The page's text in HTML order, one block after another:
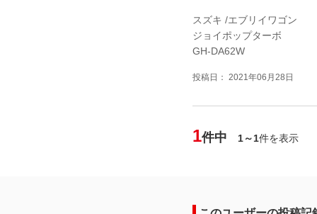
スズキ /エブリイワゴン
ジョイポップターボ
GH-DA62W
投稿日： 2021年06月28日
1件中 1～1件を表示